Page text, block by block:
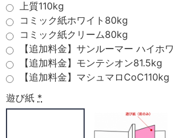
上質110kg
コミック紙ホワイト80kg
コミック紙クリーム80kg
【追加料金】サンルーマー ハイホ
【追加料金】モンテシオン81.5kg
【追加料金】マシュマロCoC110kg
遊び紙 *